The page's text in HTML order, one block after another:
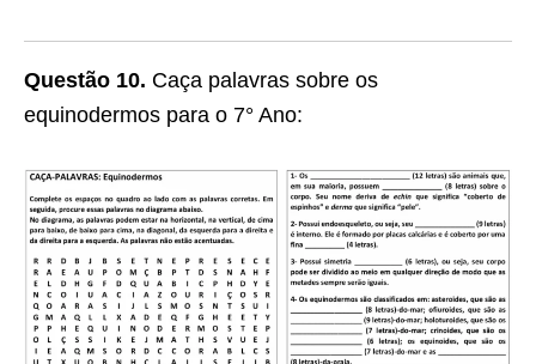
Questão 10. Caça palavras sobre os
equinodermos para o 7° Ano: